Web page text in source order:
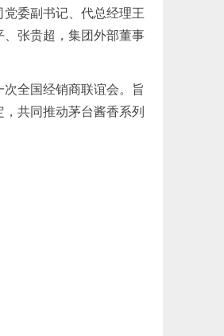
党委副 书记 、代总经理王
、张贵超，集团外部董事
全国经销商联谊会。旨
共同推动茅台酱香系列